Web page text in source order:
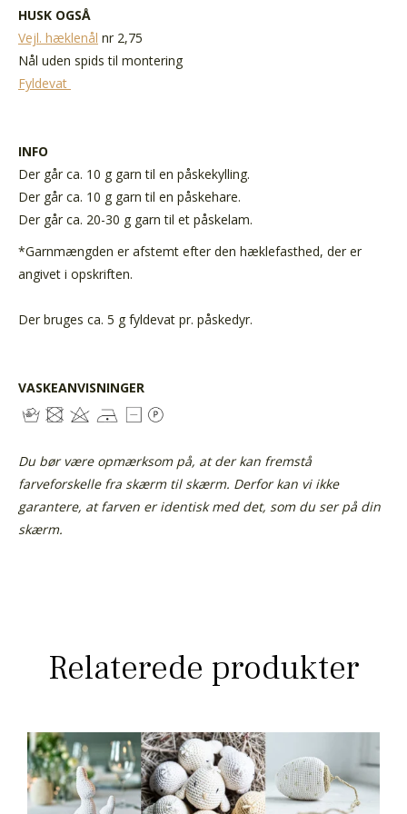
HUSK OGSÅ
Vejl. hæklenål nr 2,75
Nål uden spids til montering
Fyldevat
INFO
Der går ca. 10 g garn til en påskekylling.
Der går ca. 10 g garn til en påskehare.
Der går ca. 20-30 g garn til et påskelam.
*Garnmængden er afstemt efter den hæklefasthed, der er
angivet i opskriften.
Der bruges ca. 5 g fyldevat pr. påskedyr.
VASKEANVISNINGER
Du bør være opmærksom på, at der kan fremstå
farveforskelle fra skærm til skærm. Derfor kan vi ikke
garantere, at farven er identisk med det, som du ser på din
skærm.
Relaterede produkter